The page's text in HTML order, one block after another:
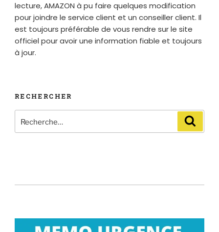
lecture, AMAZON à pu faire quelques modification
pour joindre le service client et un conseiller client. Il
est toujours préférable de vous rendre sur le site
officiel pour avoir une information fiable et toujours
à jour.
RECHERCHER
pour